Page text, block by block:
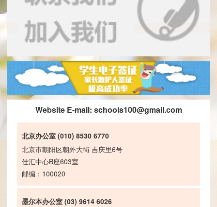
Website E-mail: schools100@gmail.com
北京办公室 (010) 8530 6770
北京市朝阳区朝外大街 吉庆里6号
佳汇中心B座603室
邮编：100020
墨尔本办公室 (03) 9614 6026